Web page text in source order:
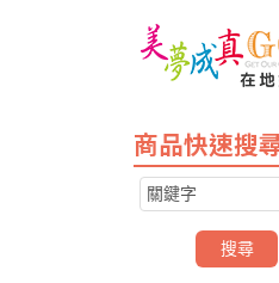
商品快速搜